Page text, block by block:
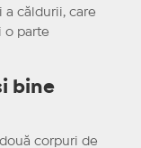
a căldurii, care
o parte
bine
corpuri de